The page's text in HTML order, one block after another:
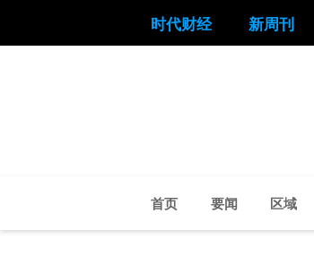
时代财经 新周刊
首页 要闻 区域